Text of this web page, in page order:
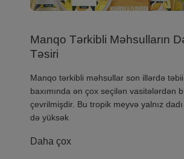
Manqo Tərkibli Məhsulların
Təsiri
Manqo tərkibli məhsullar son illərdə
baxımında ən çox seçilən vasitələrdən
çevrilmişdir. Bu tropik meyvə yalnız
də yüksək
Daha çox